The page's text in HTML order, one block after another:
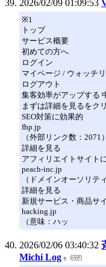
2026/02/09 01:09:53
※1
トップ
サービス概要
初めての方へ
ログイン
マイページ / ウォッチ
ログアウト
集客効率がアップする
まずは詳細を見るをク
SEO対策に効果的
fhp.jp
（外部リンク数：2071）
詳細を見る
アフィリエイトサイト
peach-inc.jp
（ドメインオーソリテ
詳細を見る
新規サービス・商品サ
hacking.jp
（意味：ハッ
2026/02/06 03:40:32
Michi Log